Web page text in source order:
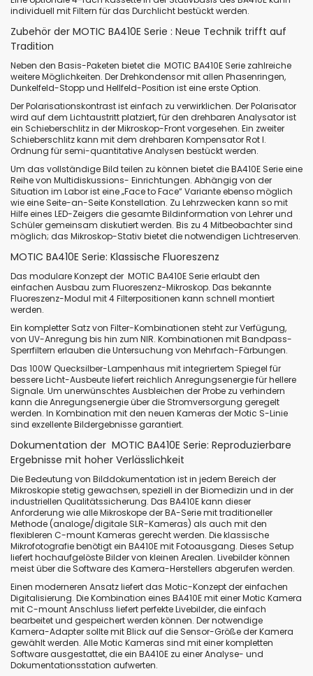
individuell mit Filtern für das Durchlicht bestückt werden.
Zubehör der MOTIC BA410E Serie : Neue Technik trifft auf
Tradition
Neben den Basis-Paketen bietet die MOTIC BA410E Serie zahlreiche
weitere Möglichkeiten. Der Drehkondensor mit allen Phasenringen,
Dunkelfeld-Stopp und Hellfeld-Position ist eine erste Option.
Der Polarisationskontrast ist einfach zu verwirklichen. Der Polarisator
wird auf dem Lichtaustritt platziert, für den drehbaren Analysator ist
ein Schieberschlitz in der Mikroskop-Front vorgesehen. Ein zweiter
Schieberschlitz kann mit dem drehbaren Kompensator Rot I.
Ordnung für semi-quantitative Analysen bestückt werden.
Um das vollständige Bild teilen zu können bietet die BA410E Serie eine
Reihe von Multidiskussions- Einrichtungen. Abhängig von der
Situation im Labor ist eine „Face to Face“ Variante ebenso möglich
wie eine Seite-an-Seite Konstellation. Zu Lehrzwecken kann so mit
Hilfe eines LED-Zeigers die gesamte Bildinformation von Lehrer und
Schüler gemeinsam diskutiert werden. Bis zu 4 Mitbeobachter sind
möglich; das Mikroskop-Stativ bietet die notwendigen Lichtreserven.
MOTIC BA410E Serie: Klassische Fluoreszenz
Das modulare Konzept der MOTIC BA410E Serie erlaubt den
einfachen Ausbau zum Fluoreszenz-Mikroskop. Das bekannte
Fluoreszenz-Modul mit 4 Filterpositionen kann schnell montiert
werden.
Ein kompletter Satz von Filter-Kombinationen steht zur Verfügung,
von UV-Anregung bis hin zum NIR. Kombinationen mit Bandpass-
Sperrfiltern erlauben die Untersuchung von Mehrfach-Färbungen.
Das 100W Quecksilber-Lampenhaus mit integriertem Spiegel für
bessere Licht-Ausbeute liefert reichlich Anregungsenergie für hellere
Signale. Um unerwünschtes Ausbleichen der Probe zu verhindern
kann die Anregungsenergie über die Stromversorgung geregelt
werden. In Kombination mit den neuen Kameras der Motic S-Linie
sind exzellente Bildergebnisse garantiert.
Dokumentation der MOTIC BA410E Serie: Reproduzierbare
Ergebnisse mit hoher Verlässlichkeit
Die Bedeutung von Bilddokumentation ist in jedem Bereich der
Mikroskopie stetig gewachsen, speziell in der Biomedizin und in der
industriellen Qualitätssicherung. Das BA410E kann dieser
Anforderung wie alle Mikroskope der BA-Serie mit traditioneller
Methode (analoge/digitale SLR-Kameras) als auch mit den
flexibleren C-mount Kameras gerecht werden. Die klassische
Mikrofotografie benötigt ein BA410E mit Fotoausgang. Dieses Setup
liefert hochaufgelöste Bilder von kleinen Arealen. Livebilder können
meist über die Software des Kamera-Herstellers abgerufen werden.
Einen moderneren Ansatz liefert das Motic-Konzept der einfachen
Digitalisierung. Die Kombination eines BA410E mit einer Motic Kamera
mit C-mount Anschluss liefert perfekte Livebilder, die einfach
bearbeitet und gespeichert werden können. Der notwendige
Kamera-Adapter sollte mit Blick auf die Sensor-Größe der Kamera
gewählt werden. Alle Motic Kameras sind mit einer kompletten
Software ausgestattet, die ein BA410E zu einer Analyse- und
Dokumentationsstation aufwerten.